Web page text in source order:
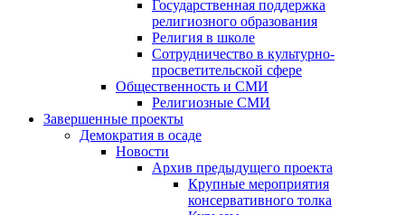
Государственная поддержка
религиозного образования
Религия в школе
Сотрудничество в культурно-
просветительской сфере
Общественность и СМИ
Религиозные СМИ
Завершенные проекты
Демократия в осаде
Новости
Архив предыдущего проекта
Крупные мероприятия
консервативного толка